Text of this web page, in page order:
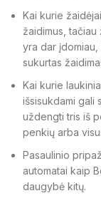
Kai kurie
žaidimus, tačiau
yra dar
sukurtas
Kai kurie
išsisukdami gali
uždengti tris iš
penkių arba
Pasaulinio
automatai kaip
daugybė kitų.